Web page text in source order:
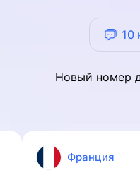
10
Новый номер
Франция